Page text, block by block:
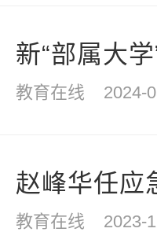
新“部属大
教育在线 2024-
赵峰华任应
教育在线 2023-